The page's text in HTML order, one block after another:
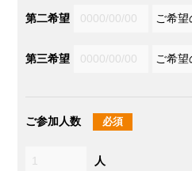
第二希望
第三希望
ご参加人数 必須
人